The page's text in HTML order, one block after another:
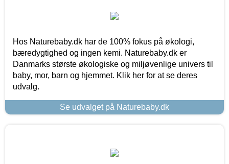
Hos Naturebaby.dk har de 100% fokus på økologi,
bæredygtighed og ingen kemi. Naturebaby.dk er
Danmarks største økologiske og miljøvenlige univers til
baby, mor, barn og hjemmet. Klik her for at se deres
udvalg.
Se udvalget på Naturebaby.dk